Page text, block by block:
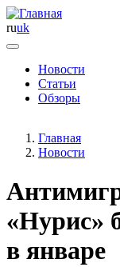
ruuk
Основная
навигация
Новости
Статьи
Обзоры
Главная
Новости
«Нурис»
в январе